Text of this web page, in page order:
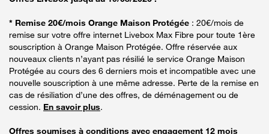
* Remise 20€/mois Orange Maison Protégée : 20€/mois de
remise sur votre offre internet Livebox Max Fibre pour toute 1ère
souscription à Orange Maison Protégée. Offre réservée aux
nouveaux clients n’ayant pas résilié le service Orange Maison
Protégée au cours des 6 derniers mois et incompatible avec une
nouvelle souscription à une même adresse. Perte de la remise en
cas de résiliation d’une des offres, de déménagement ou de
cession. En savoir plus.
Offres soumises à conditions avec engagement 12 mois